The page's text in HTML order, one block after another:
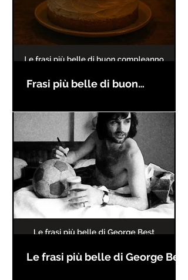
Frasi più belle di buon
Le frasi più belle di George Best